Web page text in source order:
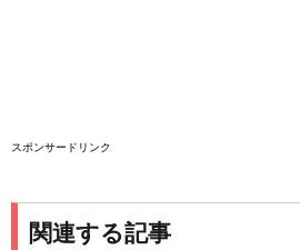
スポンサードリンク
関連する記事